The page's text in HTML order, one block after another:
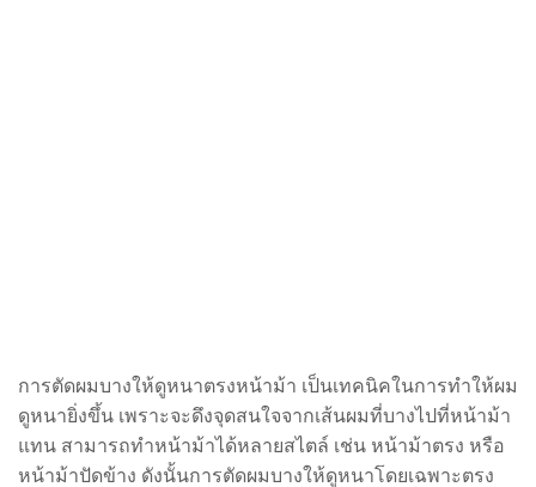
การตัดผมบางให้ดูหนาตรงหน้าม้า เป็นเทคนิคในการทำให้ผม
ดูหนายิ่งขึ้น เพราะจะดึงจุดสนใจจากเส้นผมที่บางไปที่หน้าม้า
แทน สามารถทำหน้าม้าได้หลายสไตล์ เช่น หน้าม้าตรง หรือ
หน้าม้าปัดข้าง ดังนั้นการตัดผมบางให้ดูหนาโดยเฉพาะตรง